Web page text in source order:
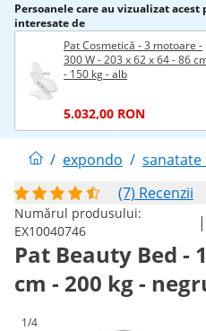
Persoanele care au vizualizat acest
interesate de
Pat Cosmetică - 3 motoare -
300 W - 203 x 62 x 64 - 86
- 150 kg - alb
5.032,00 RON
/ expondo /
(7) Recenzii
Numărul produsului:
EX10040746
|
Pat Beauty Bed -
cm - 200 kg -
1/4